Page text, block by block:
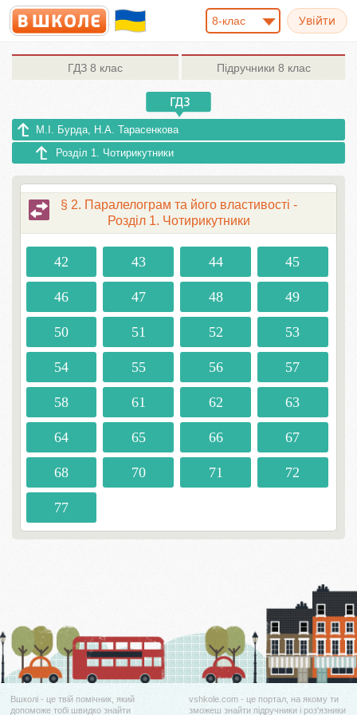
8-клас
ГДЗ 8 клас Підручники 8 клас
М.І. Бурда, Н.А. Тарасенкова
Розділ 1. Чотирикутники
§ 2. Паралелограм та його властивості -
Розділ 1. Чотирикутники
42 43 44 45
46 47 48 49
50 51 52 53
54 55 56 57
58 61 62 63
64 65 66 67
68 70 71 72
77
Вшколі - це твій помічник, який
допоможе тобі швидко знайти
vshkole.com - це портал, на якому ти
зможеш знайти підручники і роз'язники